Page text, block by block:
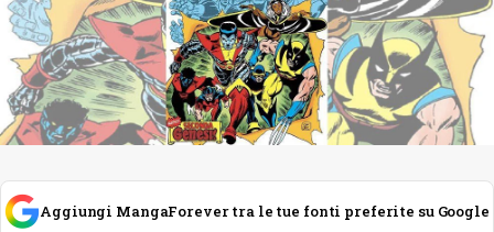
Aggiungi MangaForever tra le tue fonti preferite su Google